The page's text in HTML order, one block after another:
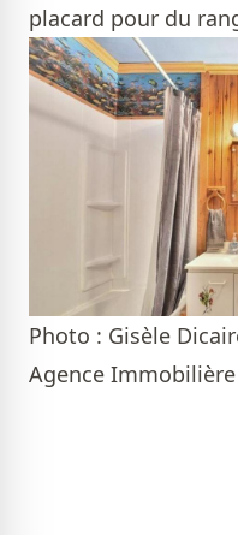
placard pour du
Photo : Gisèle
Agence Immobilière